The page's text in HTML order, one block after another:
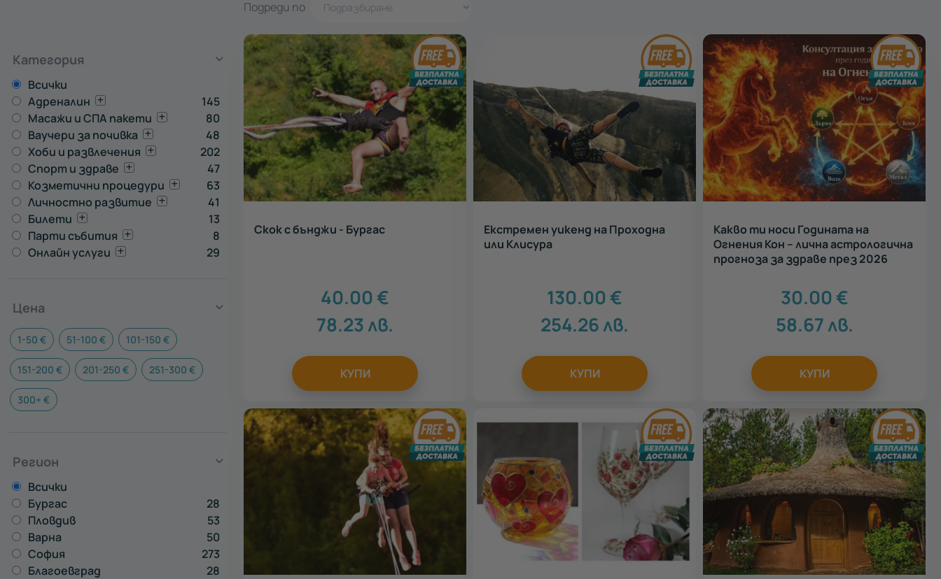
Подреди по
Категория
Всички
Адреналин
145
Масажи и СПА пакети
80
Ваучери за почивка
48
Хоби и развлечения
202
Спорт и здраве
47
Козметични процедури
63
Личностно развитие
41
Билети
13
Парти събития
8
Онлайн услуги
29
Цена
1-50 € 51-100 € 101-150 €
151-200 € 201-250 € 251-300 €
300+ €
Регион
Всички
Бургас
28
Пловдив
53
Варна
50
София
273
Благоевград
28
Скок с бънджи - Бургас
40.00€
78.23лв.
КУПИ
Екстремен уикенд на Проходна
или Клисура
130.00€
254.26лв.
КУПИ
Какво ти носи Годината на
Огнения Кон – лична астрологична
прогноза за здраве през 2026
30.00€
58.67лв.
КУПИ